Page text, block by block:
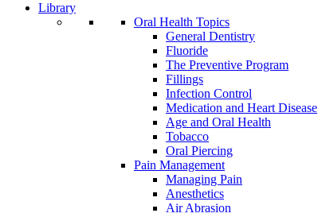
Library
Oral Health Topics
General Dentistry
Fluoride
The Preventive Program
Fillings
Infection Control
Medication and Heart Disease
Age and Oral Health
Tobacco
Oral Piercing
Pain Management
Managing Pain
Anesthetics
Air Abrasion